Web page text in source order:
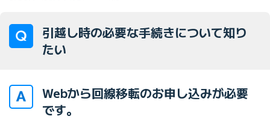
引越し時の必要な手続きについて知り
たい
Webから回線移転のお申し込みが必要
です。